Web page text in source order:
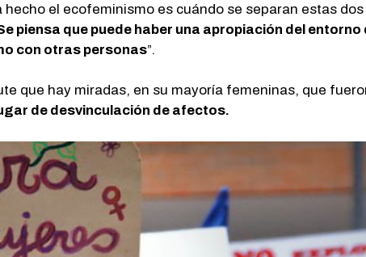
el ecofeminismo es cuándo se separan estas
piensa que puede haber una apropiación del
con otras personas”.
que hay miradas, en su mayoría femeninas, que
de desvinculación de afectos.